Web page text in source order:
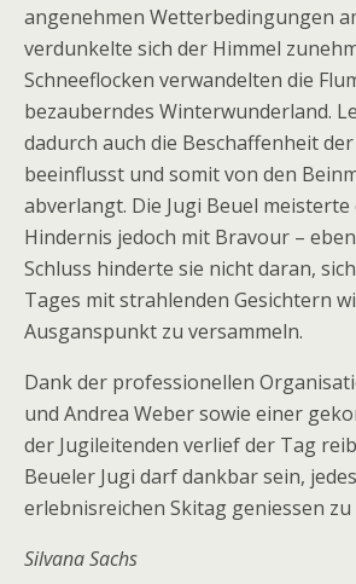
angenehmen Wetterbedingungen
verdunkelte sich der Himmel
Schneeflocken verwandelten die
bezauberndes Winterwunderland.
dadurch auch die Beschaffenheit
beeinflusst und somit von den
abverlangt. Die Jugi Beuel meisterte
Hindernis jedoch mit Bravour –
Schluss hinderte sie nicht daran,
Tages mit strahlenden Gesichtern
Ausganspunkt zu versammeln.
Dank der professionellen
und Andrea Weber sowie einer
der Jugileitenden verlief der Tag
Beueler Jugi darf dankbar sein,
erlebnisreichen Skitag geniessen
Silvana Sachs